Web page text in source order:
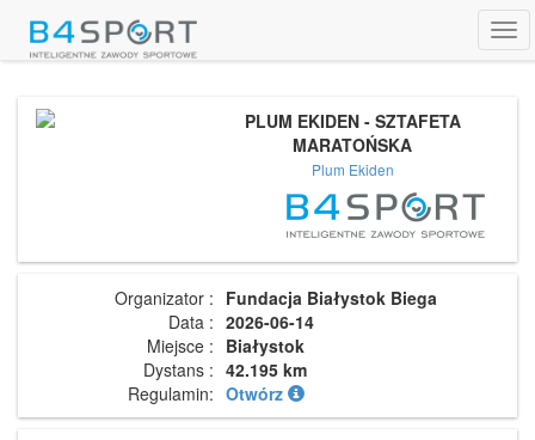
PLUM EKIDEN - SZTAFETA
MARATOŃSKA
Plum Ekiden
Organizator : Fundacja Białystok Biega
Data : 2026-06-14
Miejsce : Białystok
Dystans : 42.195 km
Regulamin: Otwórz